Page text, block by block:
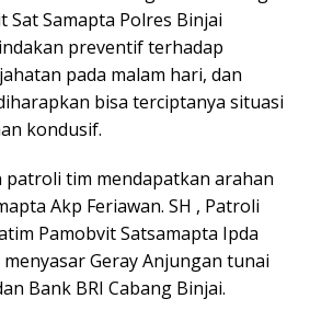
Sat Samapta Polres Binjai
preventif terhadap
pada malam hari, dan
bisa terciptanya situasi
kondusif.
patroli tim mendapatkan arahan
Akp Feriawan. SH , Patroli
Pamobvit Satsamapta Ipda
Geray Anjungan tunai
Bank BRI Cabang Binjai.